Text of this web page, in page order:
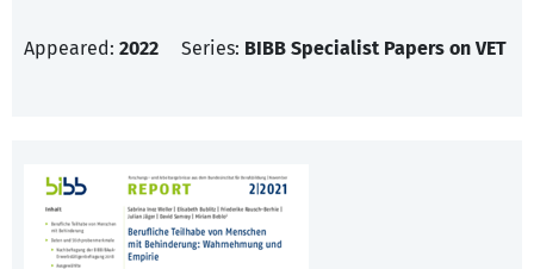
Appeared: 2022 Series: BIBB Specialist Papers on VET